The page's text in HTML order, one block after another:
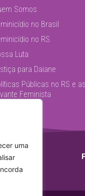
uma
Somos
no Brasil
no RS
Luta
para Daiane
Públicas no RS e
Feminista